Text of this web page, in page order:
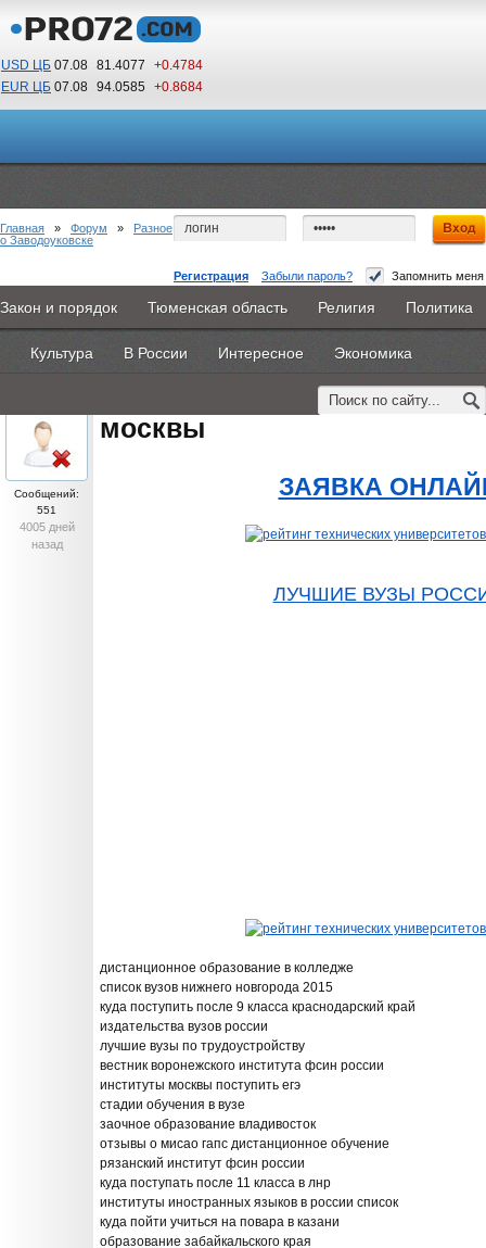
USD ЦБ 07.08 81.4077
+0.4784
EUR ЦБ 07.08 94.0585 +0.8684
04 20
По Гринвичу (GMT +5)
Регистрация Забыли пароль? Запомнить меня
Главная Новости Объявления КНИГИ ВестиNet
Каталоги 9PS Прочее
Закон и порядок Тюменская область Религия Политика
Культура В России Интересное Экономика
Главная » Форум » Разное
о Заводоуковске
рейтинг технических университетов москвы
- 19 августа 2015, среда
oblachkovoe
Сообщений:
551
4005 дней
назад
рейтинг технических
москвы
ЗАЯВКА
ЛУЧШИЕ ВУЗЫ
дистанционное образование в колледже
список вузов нижнего новгорода 2015
куда поступить после 9 класса краснодарский край
издательства вузов россии
лучшие вузы по трудоустройству
вестник воронежского института фсин россии
институты москвы поступить егэ
стадии обучения в вузе
заочное образование владивосток
отзывы о мисао гапс дистанционное обучение
рязанский институт фсин россии
куда поступать после 11 класса в лнр
институты иностранных языков в россии список
куда пойти учиться на повара в казани
образование забайкальского края